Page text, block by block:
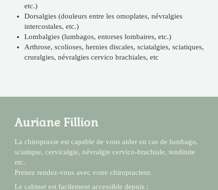
etc.)
Dorsalgies (douleurs entre les omoplates, névralgies
intercostales, etc.)
Lombalgies (lumbagos, entorses lombaires, etc.)
Arthrose, scolioses, hernies discales, sciatalgies, sciatiques,
cruralgies, névralgies cervico brachiales, etc
Auriane Fillion
La chiropraxie est capable de vous aider en cas de lumbago,
sciatique, cervicalgie, névralgie cervico-brachiale, tendinite
etc.
Prenez rendez-vous avec votre chiropracteur.
Le cabinet est facilement accessible depuis :